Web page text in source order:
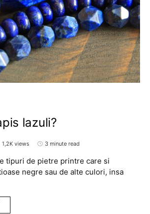
lazuli?
1,2K views 3 minute read
tipuri de pietre printre care si
negre sau de alte culori, insa